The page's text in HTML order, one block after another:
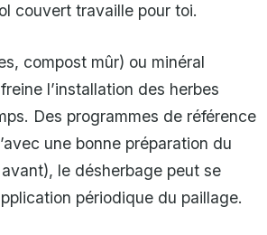
couvert travaille pour toi.
compost mûr) ou minéral
l’installation des herbes
Des programmes de référence
une bonne préparation du
le désherbage peut se
périodique du paillage.